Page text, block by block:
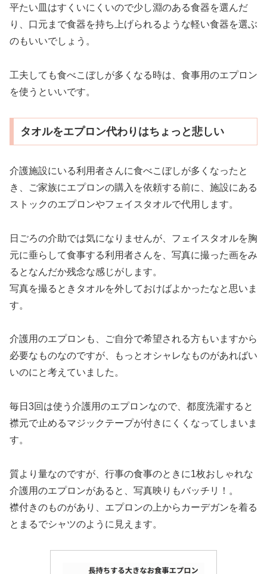
平たい皿はすくいにくいので少し淵のある食器を選んだ
り、口元まで食器を持ち上げられるような軽い食器を選ぶ
のもいいでしょう。
工夫しても食べこぼしが多くなる時は、食事用のエプロン
を使うといいです。
タオルをエプロン代わりはちょっと悲しい
介護施設にいる利用者さんに食べこぼしが多くなったと
き、ご家族にエプロンの購入を依頼する前に、施設にある
ストックのエプロンやフェイスタオルで代用します。
日ごろの介助では気になりませんが、フェイスタオルを胸
元に垂らして食事する利用者さんを、写真に撮った画をみ
るとなんだか残念な感じがします。
写真を撮るときタオルを外しておけばよかったなと思いま
す。
介護用のエプロンも、ご自分で希望される方もいますから
必要なものなのですが、もっとオシャレなものがあればい
いのにと考えていました。
毎日3回は使う介護用のエプロンなので、都度洗濯すると
襟元で止めるマジックテープが付きにくくなってしまいま
す。
質より量なのですが、行事の食事のときに1枚おしゃれな
介護用のエプロンがあると、写真映りもバッチリ！。
襟付きのものがあり、エプロンの上からカーデガンを着る
とまるでシャツのように見えます。